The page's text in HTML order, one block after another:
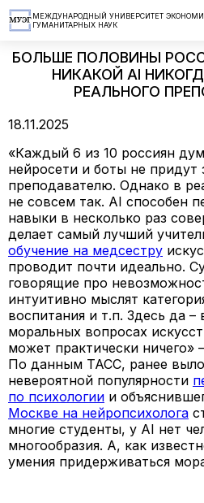
МЕЖДУНАРОДНЫЙ УНИВЕРСИТЕТ
ГУМАНИТАРНЫХ НАУК
БОЛЬШЕ ПОЛОВИНЫ
НИКАКОЙ AI
РЕАЛЬНОГО
18.11.2025
«Каждый 6 из 10 россиян
нейросети и боты не
преподавателю. Однако в
не совсем так. AI способен
навыки в несколько раз
делает самый лучший
обучение на медсестру
проводит почти идеально.
говорящие про
интуитивно мыслят
воспитания и т.п. Здесь да –
моральных вопросах
может практически
По данным ТАСС, ранее
невероятной популярности
по психологии и
Москве на нейропсихолога
многие студенты, у AI нет
многообразия. А, как
умения придерживаться